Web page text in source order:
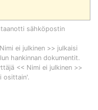
sähköpostin
ei julkinen >> julkaisi
hankinnan dokumentit.
<< Nimi ei julkinen >>
osittain'.